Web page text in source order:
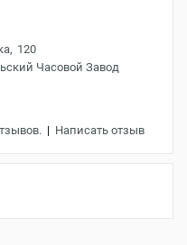
120
Часовой Завод
| Написать отзыв